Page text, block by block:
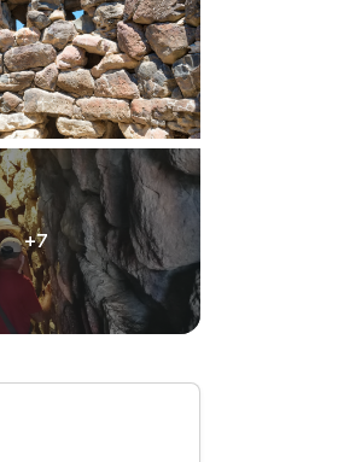
+7